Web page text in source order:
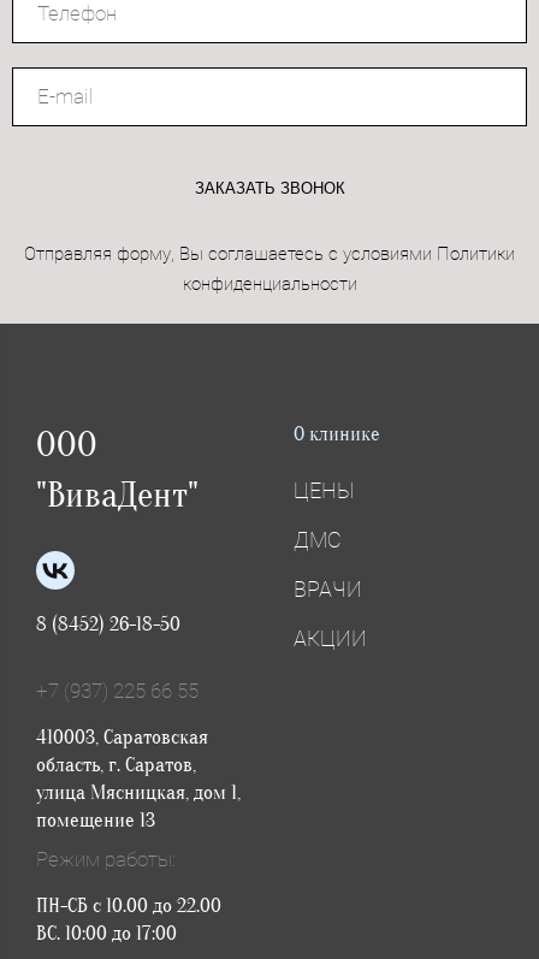
ЗАКАЗАТЬ ЗВОНОК
Отправляя форму, Вы соглашаетесь с условиями Политики
конфиденциальности
ООО
"ВиваДент"
8 (8452) 26-18-50
+7 (937) 225 66 55
410003, Саратовская
область, г. Саратов,
улица Мясницкая, дом 1,
помещение 13
Режим работы:
ПН-СБ с 10.00 до 22.00
ВС. 10:00 до 17:00
О клинике
ЦЕНЫ
ДМС
ВРАЧИ
АКЦИИ